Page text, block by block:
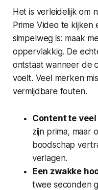
Het is verleidelijk om
Prime Video te kijken
simpelweg is: maak
oppervlakkig. De
ontstaat wanneer de
voelt. Veel merken
vermijdbare fouten.
Content te
zijn prima, maar
boodschap
verlagen.
Een zwakke
twee seconden